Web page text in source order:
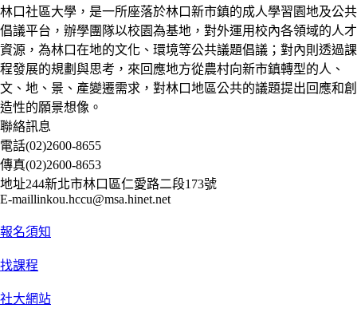
林口社區大學，是一所座落於林口新市鎮的成人學習園地及公共
倡議平台，辦學團隊以校園為基地，對外運用校內各領域的人才
資源，為林口在地的文化、環境等公共議題倡議；對內則透過課
程發展的規劃與思考，來回應地方從農村向新市鎮轉型的人、
文、地、景、產變遷需求，對林口地區公共的議題提出回應和創
造性的願景想像。
聯絡訊息
電話(02)2600-8655
傳真(02)2600-8653
地址244新北市林口區仁愛路二段173號
E-maillinkou.hccu@msa.hinet.net
報名須知
找課程
社大網站